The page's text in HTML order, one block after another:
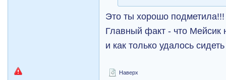
Это ты хорошо подметила!!!
Главный факт - что Мейсик
и как только удалось
Наверх